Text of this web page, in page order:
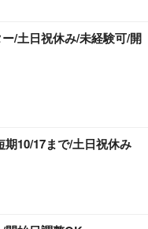
/土日祝休み/未経験可/開
10/17まで/土日祝休み